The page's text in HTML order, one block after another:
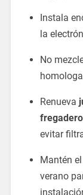
Instala
la
No
Renueva
evitar
Mantén el
verano